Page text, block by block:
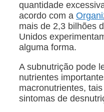
quantidade
acordo com a
mais de 2,3 bilhões
Unidos
alguma forma.
A subnutrição pode
nutrientes
macronutrientes,
sintomas de